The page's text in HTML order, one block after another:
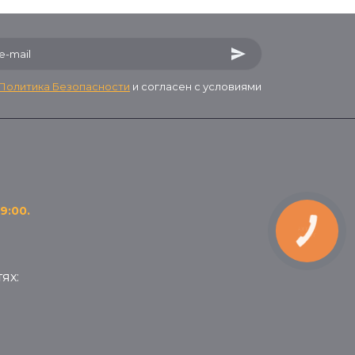
Безопасности и согласен с условиями
КНОПКА
ЗВ'ЯЗКУ